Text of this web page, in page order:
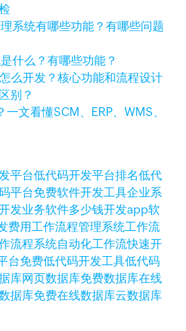
系统有哪些功能？有哪些问题
什么？有哪些功能？
么开发？核心功能和流程设计
别？
文看懂SCM、ERP、WMS、
平台低代码开发平台排名低代
平台免费软件开发工具企业系
发业务软件多少钱开发app软
费用工作流程管理系统工作流
流程系统自动化工作流快速开
台免费低代码开发工具低代码
库网页数据库免费数据库在线
据库免费在线数据库云数据库